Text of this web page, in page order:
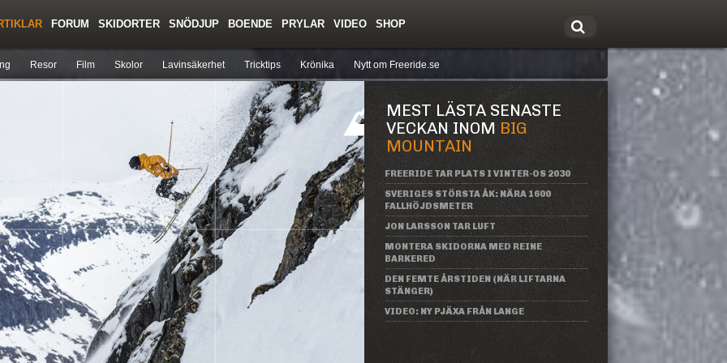
Resor Film Skolor Lavinsäkerhet Tricktips Krönika Nytt om Freeride.se
FORUM SKIDORTER SNÖDJUP BOENDE PRYLAR VIDEO SHOP
MEST LÄSTA SENASTE
VECKAN INOM BIG
MOUNTAIN
FREERIDE TAR PLATS I VINTER-OS 2030
SVERIGES STÖRSTA ÅK: NÄRA 1600
FALLHÖJDSMETER
JON LARSSON TAR LUFT
MONTERA SKIDORNA MED REINE
BARKERED
DEN FEMTE ÅRSTIDEN (NÄR LIFTARNA
STÄNGER)
VIDEO: NY PJÄXA FRÅN LANGE